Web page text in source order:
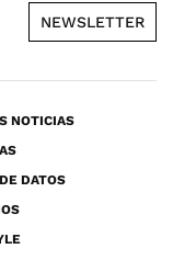
NEWSLETTER
NOTICIAS
DATOS